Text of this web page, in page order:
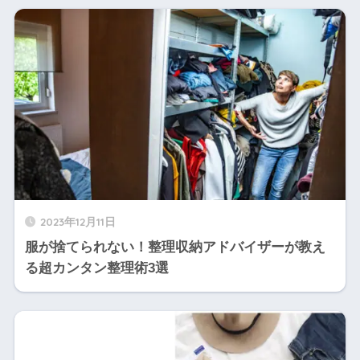
2023年12月11日
服が捨てられない！整理収納アドバイザーが教え
る超カンタン整理術3選